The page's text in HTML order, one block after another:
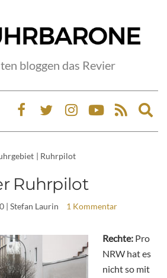
bloggen das Revier
| Ruhrpilot
Ruhrpilot
| Stefan Laurin 1 Kommentar
Rechte: Pro
NRW hat es
nicht so mit